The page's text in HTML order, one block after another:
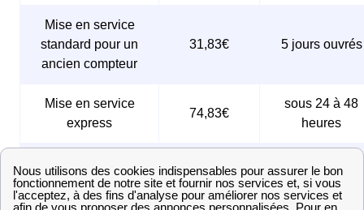
Mise en service
standard pour un
ancien compteur
31,83€ 5 jours ouvrés
Mise en service
express
74,83€
sous 24 à 48
heures
urgente pour un
compteur Linky,
61,25€ Le jour même